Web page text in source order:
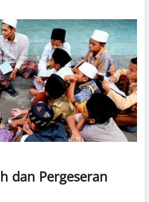
dan Pergeseran